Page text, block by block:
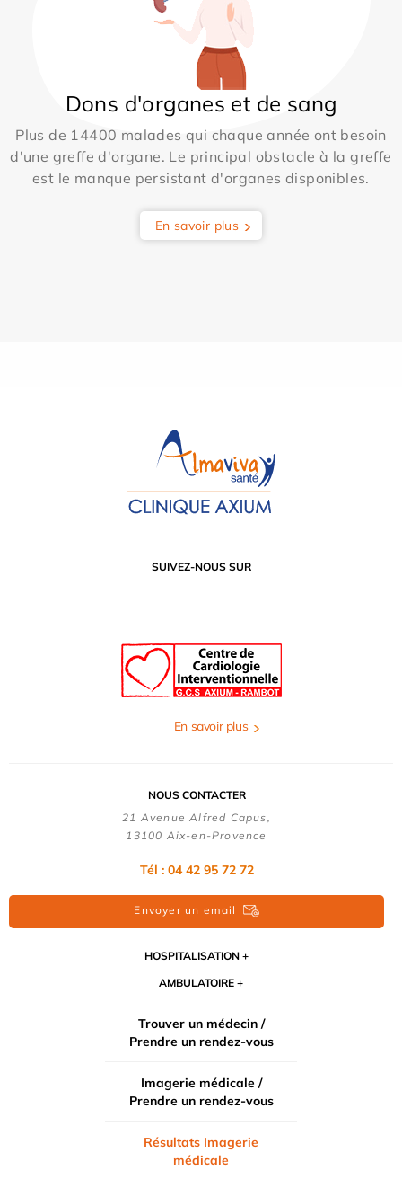
Dons d'organes et de sang
Plus de 14400 malades qui chaque année ont besoin
d'une greffe d'organe. Le principal obstacle à la greffe
est le manque persistant d'organes disponibles.
En savoir plus
SUIVEZ-NOUS SUR
En savoir plus
NOUS CONTACTER
21 Avenue Alfred Capus,
13100 Aix-en-Provence
Tél : 04 42 95 72 72
Envoyer un email
HOSPITALISATION
AMBULATOIRE
Trouver un médecin /
Prendre un rendez-vous
Imagerie médicale /
Prendre un rendez-vous
Résultats Imagerie
médicale